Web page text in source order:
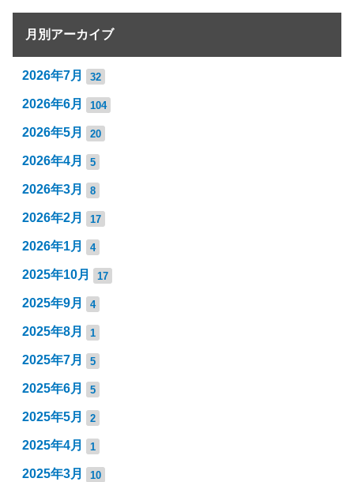
月別アーカイブ
2026年7月 32
2026年6月 104
2026年5月 20
2026年4月 5
2026年3月 8
2026年2月 17
2026年1月 4
2025年10月 17
2025年9月 4
2025年8月 1
2025年7月 5
2025年6月 5
2025年5月 2
2025年4月 1
2025年3月 10